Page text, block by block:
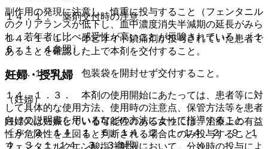
１４．１． 薬剤交付時の注意
１４．１．１． オピオイド鎮痛剤が投与されていた患者で
あることを確認した上で本剤を交付すること。
１４．１．２． 包装袋を開封せず交付すること。
１４．１．３． 本剤の使用開始にあたっては、患者等に対
して具体的な使用方法、使用時の注意点、保管方法等を患者
向けの説明書を用いるなどの方法によって指導すること
〔８．２、１４．１．６、１４．２．１−１４．２．９、１
４．３．１−１４．３．３参照〕。
副作用の発現に注意し、慎重に投与すること（フェンタニル
のクリアランスが低下し、血中濃度消失半減期の延長がみら
れ、若年者に比べ感受性が高いことが示唆されている）〔１
６．１．４参照〕。
妊婦・授乳婦
（妊婦）
妊婦又は妊娠している可能性のある女性には、治療上の有益
性が危険性を上回ると判断される場合にのみ投与すること。
フェンタニルクエン酸塩注射液において、分娩時の投与によ